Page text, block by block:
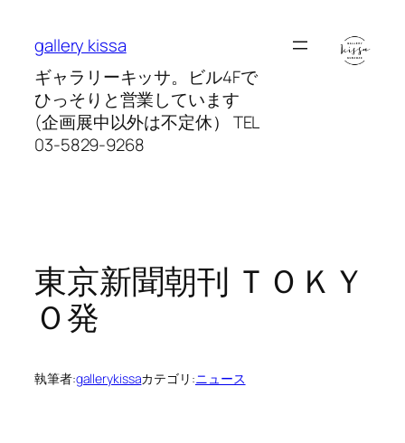
gallery kissa
ギャラリーキッサ。ビル4Fで
ひっそりと営業しています
(企画展中以外は不定休） TEL
03-5829-9268
東京新聞朝刊 ＴＯＫＹ
Ｏ発
執筆者:gallerykissaカテゴリ:ニュース